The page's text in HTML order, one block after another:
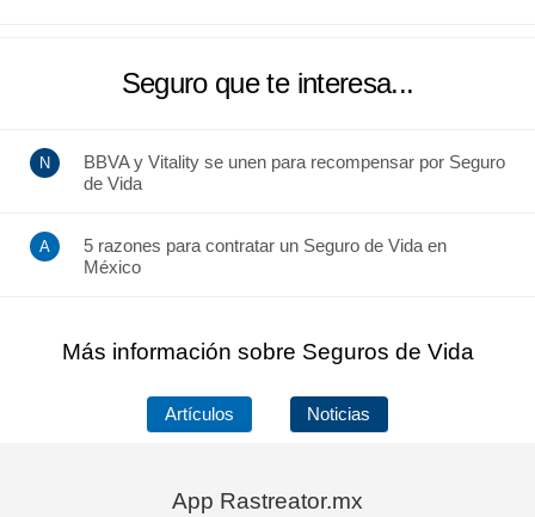
Seguro que te interesa...
BBVA y Vitality se unen para recompensar por Seguro
de Vida
5 razones para contratar un Seguro de Vida en
México
Más información sobre Seguros de Vida
Artículos Noticias
App Rastreator.mx